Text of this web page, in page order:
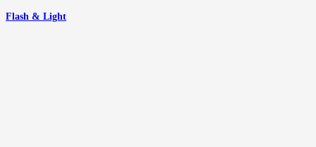
Flash & Light